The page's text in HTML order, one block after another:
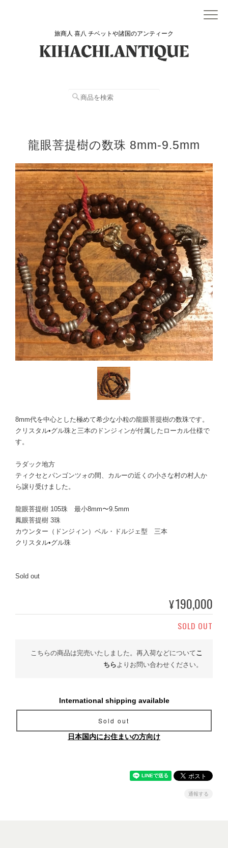
旅商人 喜八 チベットや諸国のアンティーク
龍眼菩提樹の数珠 8mm-9.5mm
8mm代を中心とした極めて希少な小粒の龍眼菩提樹の数珠です。
クリスタル•グル珠と三本のドンジィンが付属したローカル仕様で
す。
ラダック地方
ティクセとパンゴンツォの間、カルーの近くの小さな村の村人か
ら譲り受けました。
龍眼菩提樹 105珠 最小8mm〜9.5mm
鳳眼菩提樹 3珠
カウンター（ドンジィン）ベル・ドルジェ型 三本
クリスタル•グル珠
Sold out
¥190,000
SOLD OUT
こちらの商品は完売いたしました。再入荷などについてこ
ちらよりお問い合わせください。
International shipping available
Sold out
日本国内にお住まいの方向け
通報する